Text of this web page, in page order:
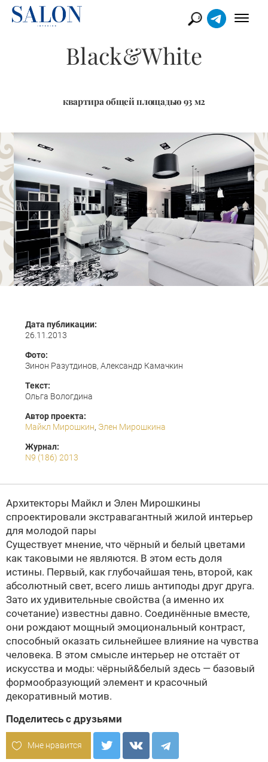
Black&White
квартира общей площадью 93 м2
Дата публикации:
26.11.2013
Фото:
Зинон Разутдинов, Александр Камачкин
Текст:
Ольга Вологдина
Автор проекта:
Майкл Мирошкин, Элен Мирошкина
Журнал:
N9 (186) 2013
Архитекторы Майкл и Элен Мирошкины
спроектировали экстравагантный жилой интерьер
для молодой пары
Существует мнение, что чёрный и белый цветами
как таковыми не являются. В этом есть доля
истины. Первый, как глубочайшая тень, второй, как
абсолютный свет, всего лишь антиподы друг друга.
Зато их удивительные свойства (а именно их
сочетание) известны давно. Соединённые вместе,
они рождают мощный эмоциональный контраст,
способный оказать сильнейшее влияние на чувства
человека. В этом смысле интерьер не отстаёт от
искусства и моды: чёрный&белый здесь — базовый
формообразующий элемент и красочный
декоративный мотив.
Поделитесь с друзьями
Мне нравится